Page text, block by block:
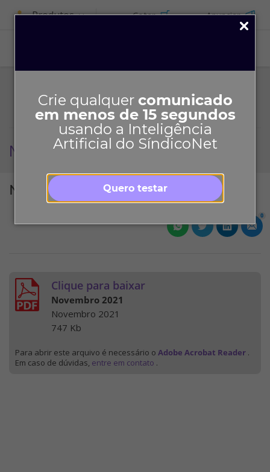
Crie qualquer comunicado
em menos de 15 segundos
usando a Inteligência
Artificial do SíndicoNet
Quero testar
Produtos Cotar Anunciar
Novembro 2021
Novembro 2021
0
Clique para baixar
Novembro 2021
Novembro 2021
747 Kb
Para abrir este arquivo é necessário o Adobe Acrobat Reader .
Em caso de dúvidas, entre em contato .